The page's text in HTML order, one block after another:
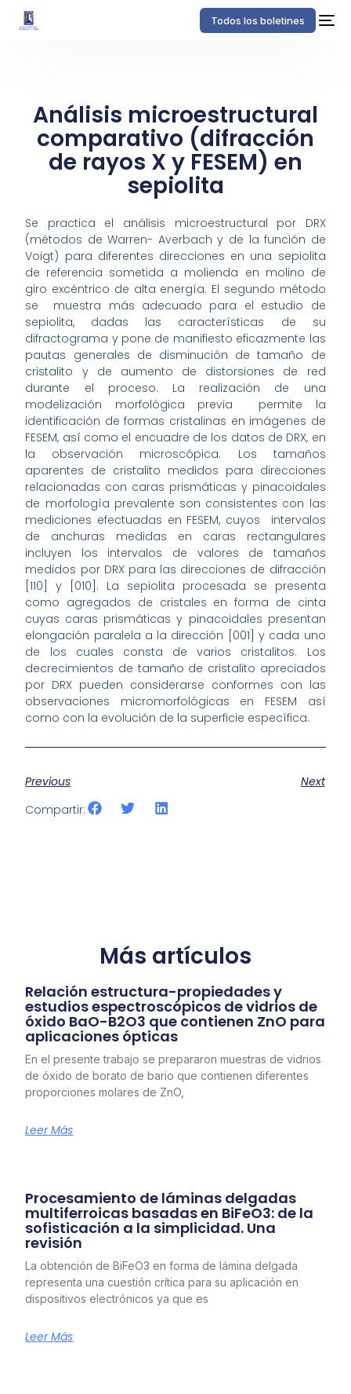
Todos los boletines
Análisis microestructural
comparativo (difracción
de rayos X y FESEM) en
sepiolita
Se practica el análisis microestructural por DRX
(métodos de Warren- Averbach y de la función de
Voigt) para diferentes direcciones en una sepiolita
de referencia sometida a molienda en molino de
giro excéntrico de alta energía. El segundo método
se muestra más adecuado para el estudio de
sepiolita, dadas las características de su
difractograma y pone de manifiesto eficazmente las
pautas generales de disminución de tamaño de
cristalito y de aumento de distorsiones de red
durante el proceso. La realización de una
modelización morfológica previa permite la
identificación de formas cristalinas en imágenes de
FESEM, así como el encuadre de los datos de DRX, en
la observación microscópica. Los tamaños
aparentes de cristalito medidos para direcciones
relacionadas con caras prismáticas y pinacoidales
de morfología prevalente son consistentes con las
mediciones efectuadas en FESEM, cuyos intervalos
de anchuras medidas en caras rectangulares
incluyen los intervalos de valores de tamaños
medidos por DRX para las direcciones de difracción
[110] y [010]. La sepiolita procesada se presenta
como agregados de cristales en forma de cinta
cuyas caras prismáticas y pinacoidales presentan
elongación paralela a la dirección [001] y cada uno
de los cuales consta de varios cristalitos. Los
decrecimientos de tamaño de cristalito apreciados
por DRX pueden considerarse conformes con las
observaciones micromorfológicas en FESEM así
como con la evolución de la superficie específica.
Previous
Next
Compartir:
Más artículos
Relación estructura-propiedades y
estudios espectroscópicos de vidrios de
óxido BaO-B2O3 que contienen ZnO para
aplicaciones ópticas
En el presente trabajo se prepararon muestras de vidrios
de óxido de borato de bario que contienen diferentes
proporciones molares de ZnO,
Leer Más
Procesamiento de láminas delgadas
multiferroicas basadas en BiFeO3: de la
sofisticación a la simplicidad. Una
revisión
La obtención de BiFeO3 en forma de lámina delgada
representa una cuestión crítica para su aplicación en
dispositivos electrónicos ya que es
Leer Más